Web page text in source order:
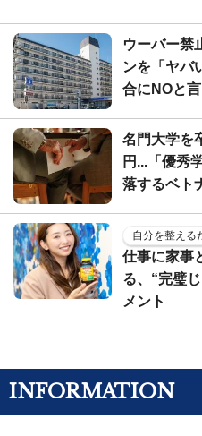
ウーバー禁
ンを「ヤバ
合にNOと
名門大学を
円...「優秀
落するベト
自分を整える
仕事に家事
る、“完璧
メント
INFORMATION